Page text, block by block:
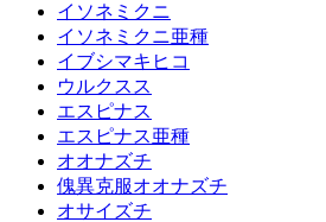
イソネミクニ
イソネミクニ亜種
イブシマキヒコ
ウルクスス
エスピナス
エスピナス亜種
オオナズチ
傀異克服オオナズチ
オサイズチ